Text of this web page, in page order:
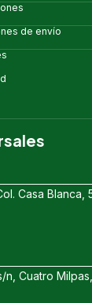
de envío
Casa Blanca,
n, Cuatro